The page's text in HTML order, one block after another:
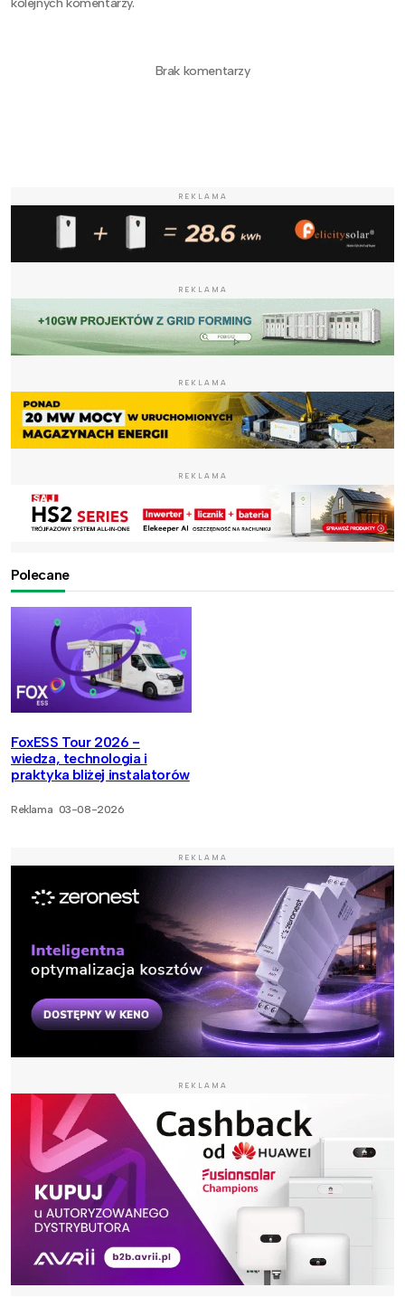
kolejnych komentarzy.
Brak komentarzy
REKLAMA
REKLAMA
REKLAMA
REKLAMA
Polecane
FoxESS Tour 2026 -
wiedza, technologia i
praktyka bliżej instalatorów
Reklama 03-08-2026
REKLAMA
REKLAMA